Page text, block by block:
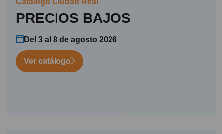
Catálogo Ciudad Real
PRECIOS BAJOS
Del 3 al 8 de agosto 2026
Ver catálogo